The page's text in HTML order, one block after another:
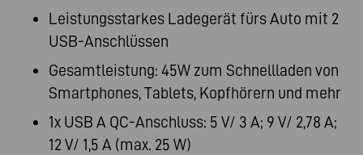
Leistungsstarkes Ladegerät fürs Auto mit 2
USB-Anschlüssen
Gesamtleistung: 45W zum Schnellladen von
Smartphones, Tablets, Kopfhörern und mehr
1x USB A QC-Anschluss: 5 V/ 3 A; 9 V/ 2,78 A;
12 V/ 1,5 A (max. 25 W)